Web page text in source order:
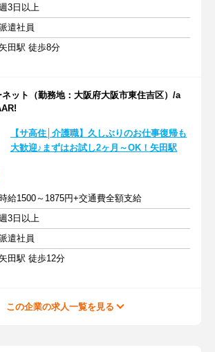
3日以上
遣社員
矢田駅 徒歩8分
ット（勤務地：大阪府大阪市東住吉区）/a
【サ高住│介護職】久しぶりのお仕事復帰も
大歓迎♪まずはお試し2ヶ月～OK！矢田駅
給1500～1875円+交通費全額支給
3日以上
遣社員
矢田駅 徒歩12分
この企業の求人一覧を見る